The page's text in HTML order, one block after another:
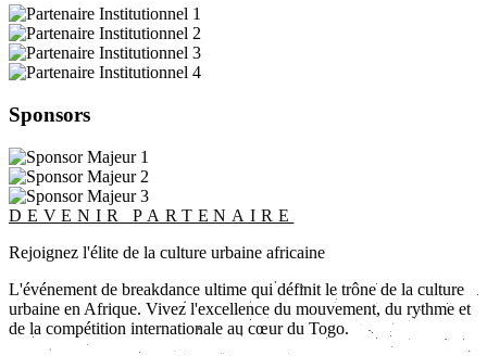
Sponsors
DEVENIR PARTENAIRE
Rejoignez l'élite de la culture urbaine africaine
L'événement de breakdance ultime qui définit le trône de la culture
urbaine en Afrique. Vivez l'excellence du mouvement, du rythme et
de la compétition internationale au cœur du Togo.